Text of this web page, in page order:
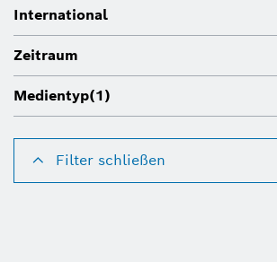
International
Zeitraum
Medientyp(1)
Filter schließen